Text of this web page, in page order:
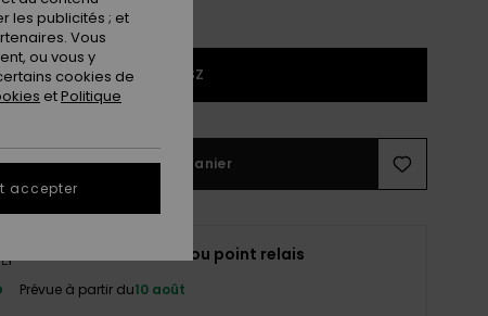
1SZ
Ajouter au panier
Livraison à domicile ou point relais
Prévue à partir du10 août
les publicités ; et
Vous
ou vous y
cookies de
etPolitique
accepter